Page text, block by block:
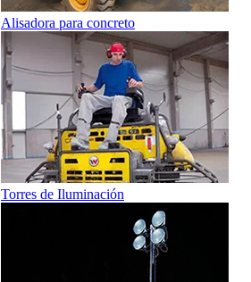
Alisadora para concreto
Torres de Iluminación